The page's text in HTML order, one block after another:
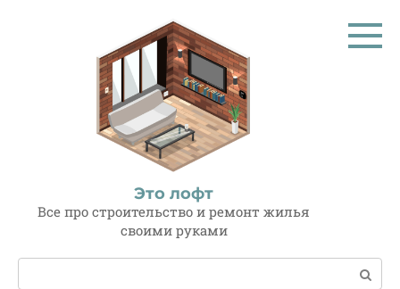
Это лофт
Все про строительство и ремонт жилья
своими руками
Поиск: